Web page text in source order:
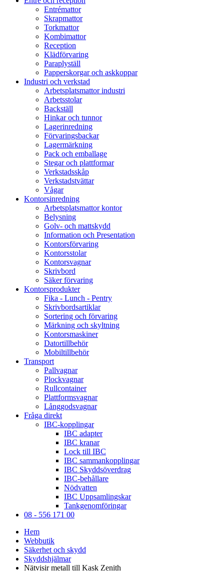
Entrémattor
Skrapmattor
Torkmattor
Kombimattor
Reception
Klädförvaring
Paraplyställ
Papperskorgar och askkoppar
Industri och verkstad
Arbetsplatsmattor industri
Arbetsstolar
Backställ
Hinkar och tunnor
Lagerinredning
Förvaringsbackar
Lagermärkning
Pack och emballage
Stegar och plattformar
Verkstadsskåp
Verkstadstvättar
Vågar
Kontorsinredning
Arbetsplatsmattor kontor
Belysning
Golv- och mattskydd
Information och Presentation
Kontorsförvaring
Kontorsstolar
Kontorsvagnar
Skrivbord
Säker förvaring
Kontorsprodukter
Fika - Lunch - Pentry
Skrivbordsartiklar
Sortering och förvaring
Märkning och skyltning
Kontorsmaskiner
Datortillbehör
Mobiltillbehör
Transport
Pallvagnar
Plockvagnar
Rullcontainer
Plattformsvagnar
Långgodsvagnar
Fråga direkt
IBC-kopplingar
IBC adapter
IBC kranar
Lock till IBC
IBC sammankopplingar
IBC Skyddsöverdrag
IBC-behållare
Nödvatten
IBC Uppsamlingskar
Tankgenomföringar
08 - 556 171 00
Hem
Webbutik
Säkerhet och skydd
Skyddshjälmar
Nätvisir metall till Kask Zenith